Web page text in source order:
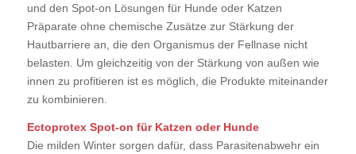
und den Spot-on Lösungen für Hunde oder Katzen
Präparate ohne chemische Zusätze zur Stärkung der
Hautbarriere an, die den Organismus der Fellnase nicht
belasten. Um gleichzeitig von der Stärkung von außen wie
innen zu profitieren ist es möglich, die Produkte miteinander
zu kombinieren.
Ectoprotex Spot-on für Katzen oder Hunde
Die milden Winter sorgen dafür, dass Parasitenabwehr ein